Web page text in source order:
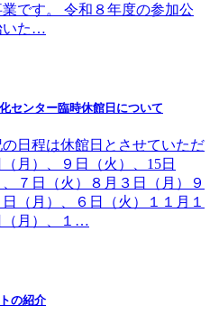
です。 令和８年度の参加公
いた…
センター臨時休館日について
日程は休館日とさせていただ
月）、９日（火）、15日
、７日（火）８月３日（月）９
（月）、６日（火）１１月１
（月）、１…
の紹介